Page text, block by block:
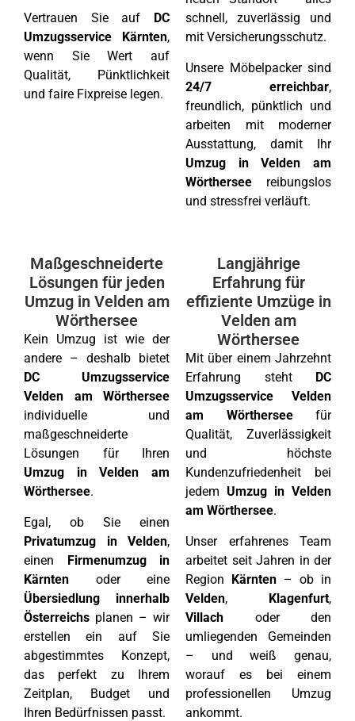
Vertrauen Sie auf
DC
Umzugsservice Kärnten,
wenn Sie Wert auf
Qualität, Pünktlichkeit
und faire Fixpreise legen.
schnell, zuverlässig und
mit Versicherungsschutz.
Unsere Möbelpacker sind
24/7 erreichbar,
freundlich, pünktlich und
arbeiten mit moderner
Ausstattung, damit Ihr
Umzug in Velden am
Wörthersee reibungslos
und stressfrei verläuft.
Maßgeschneiderte
Lösungen für jeden
Umzug in Velden am
Wörthersee
Kein Umzug ist wie der
andere – deshalb bietet
DC Umzugsservice
Velden am Wörthersee
individuelle und
maßgeschneiderte
Lösungen für Ihren
Umzug in Velden am
Wörthersee.
Egal, ob Sie einen
Privatumzug in Velden,
einen Firmenumzug in
Kärnten oder eine
Übersiedlung innerhalb
Österreichs planen – wir
erstellen ein auf Sie
abgestimmtes Konzept,
das perfekt zu Ihrem
Zeitplan, Budget und
Ihren Bedürfnissen passt.
Langjährige
Erfahrung für
effiziente Umzüge in
Velden am
Wörthersee
Mit über einem Jahrzehnt
Erfahrung steht
DC
Umzugsservice Velden
am Wörtherseefür
Qualität, Zuverlässigkeit
und höchste
Kundenzufriedenheit bei
jedem Umzug in Velden
am Wörthersee.
Unser erfahrenes Team
arbeitet seit Jahren in der
Region Kärnten – ob in
Velden, Klagenfurt,
Villach oder den
umliegenden Gemeinden
– und weiß genau,
worauf es bei einem
professionellen Umzug
ankommt.